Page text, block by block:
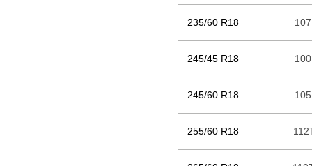
235/60 R18
245/45 R18
245/60 R18
255/60 R18